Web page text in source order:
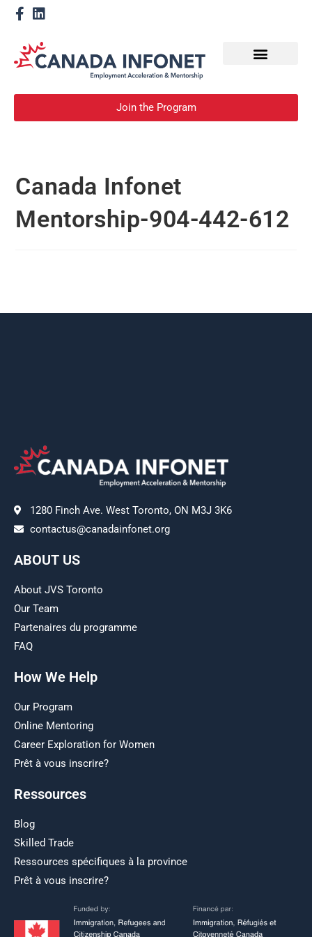
Join the Program
Canada Infonet
Mentorship-904-442-612
1280 Finch Ave. West Toronto, ON M3J 3K6
contactus@canadainfonet.org
ABOUT US
About JVS Toronto
Our Team
Partenaires du programme
FAQ
How We Help
Our Program
Online Mentoring
Career Exploration for Women
Prêt à vous inscrire?
Ressources
Blog
Skilled Trade
Ressources spécifiques à la province
Prêt à vous inscrire?